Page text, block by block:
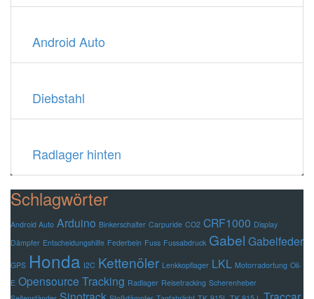
Android Auto
Diebstahl
Radlager hinten
Schlagwörter
Android Auto Arduino Binkerschalter Carpuride CO2 CRF1000 Display
Dämpfer Entscheidungshilfe Federbein Fuss Fussabdruck Gabel Gabelfeder
GPS Honda I2C Kettenöler Lenkkopflager LKL Motorradortung Oil-
E Opensource Tracking Radlager Reisetracking Scherenheber